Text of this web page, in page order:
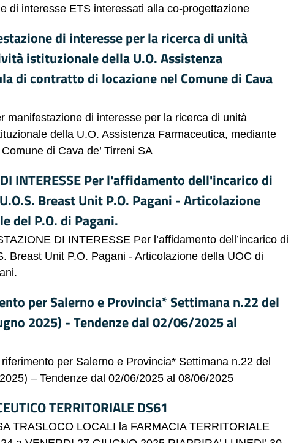
di interesse ETS interessati alla co-progettazione
di interesse per la ricerca di unità
istituzionale della U.O. Assistenza
di contratto di locazione nel Comune di Cava
manifestazione di interesse per la ricerca di unità
della U.O. Assistenza Farmaceutica, mediante
di Cava de’ Tirreni SA
DI INTERESSE Per l'affidamento dell'incarico di
Breast Unit P.O. Pagani - Articolazione
del P.O. di Pagani.
DI INTERESSE Per l’affidamento dell’incarico di
Breast Unit P.O. Pagani - Articolazione della UOC di
per Salerno e Provincia* Settimana n.22 del
2025) - Tendenze dal 02/06/2025 al
per Salerno e Provincia* Settimana n.22 del
– Tendenze dal 02/06/2025 al 08/06/2025
TERRITORIALE DS61
TRASLOCO LOCALI la FARMACIA TERRITORIALE